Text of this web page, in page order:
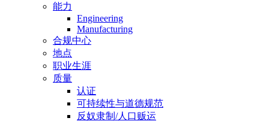
能力
Engineering
Manufacturing
合规中心
地点
职业生涯
质量
认证
可持续性与道德规范
反奴隶制/人口贩运